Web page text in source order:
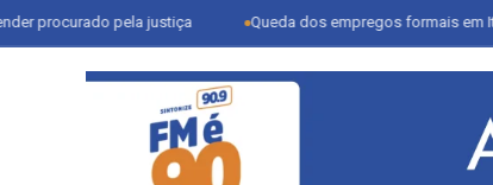
pela justiça Queda dos empregos formais em Itu reflete